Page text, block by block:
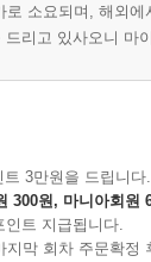
소요되며, 해외
리고 있사오니 마
3만원을 드립니다.
300원, 마니아회원
트 지급됩니다.
막 회차 주문확